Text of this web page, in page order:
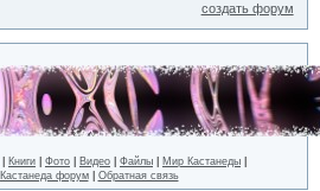
создать форум
Книги Фото Видео Файлы Мир Кастанеды
Кастанеда форум| Обратная связь